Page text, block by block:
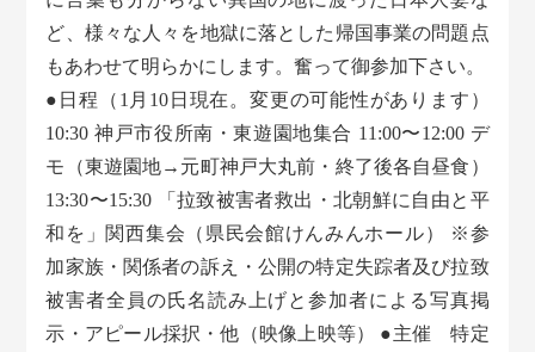
ど、様々な人々を地獄に落とした帰国事業の問題点
もあわせて明らかにします。奮って御参加下さい。
●日程（1月10日現在。変更の可能性があります）
10:30 神戸市役所南・東遊園地集合 11:00〜12:00 デ
モ（東遊園地→元町神戸大丸前・終了後各自昼食）
13:30〜15:30 「拉致被害者救出・北朝鮮に自由と平
和を」関西集会（県民会館けんみんホール） ※参
加家族・関係者の訴え・公開の特定失踪者及び拉致
被害者全員の氏名読み上げと参加者による写真掲
示・アピール採択・他（映像上映等） ●主催 特定